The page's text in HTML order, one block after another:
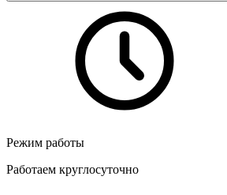
Режим работы
Работаем круглосуточно